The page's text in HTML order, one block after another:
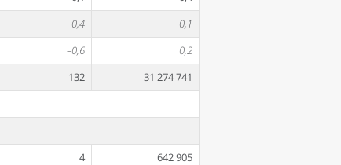
0,4
0,1
–0,6
0,2
132
31 274 741
4
642 905